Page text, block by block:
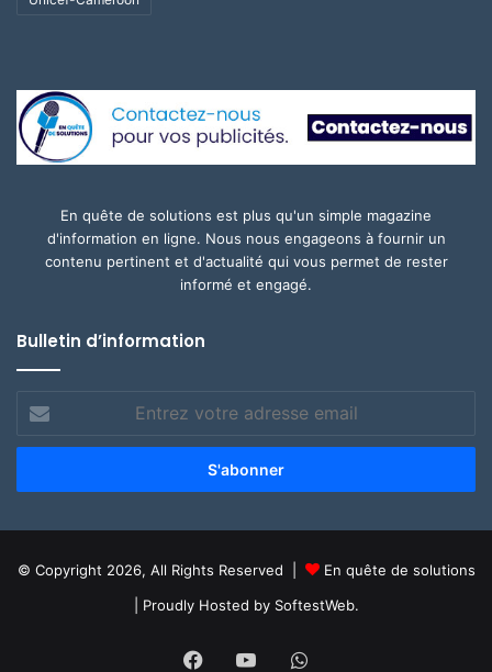
En quête de solutions est plus qu'un simple magazine
d'information en ligne. Nous nous engageons à fournir un
contenu pertinent et d'actualité qui vous permet de rester
informé et engagé.
Bulletin d’information
votre
adresse
© Copyright 2026, All Rights Reserved |
En quête de solutions
| Proudly Hosted by SoftestWeb.
FacebookYouTubeWhatsApp